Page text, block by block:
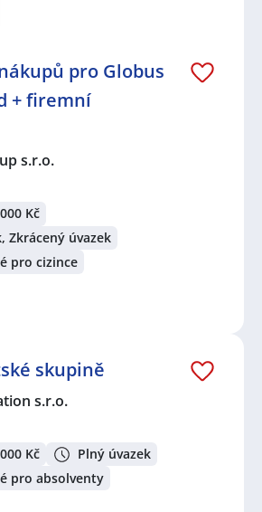
pro Globus
+ firemní
s.r.o.
Kč
Zkrácený úvazek
pro cizince
skupině
s.r.o.
Kč
Plný úvazek
pro absolventy